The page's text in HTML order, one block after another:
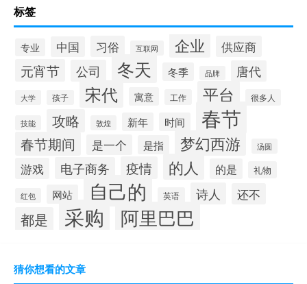
标签
专业 中国 习俗 互联网 企业 供应商
元宵节 公司 冬天 冬季 品牌 唐代
大学 孩子 宋代 寓意 工作 平台 很多人
技能 攻略 敦煌 新年 时间 春节
春节期间 是一个 是指 梦幻西游 汤圆
游戏 电子商务 疫情 的人 的是 礼物
红包 网站 自己的 英语 诗人 还不
都是 采购 阿里巴巴
猜你想看的文章